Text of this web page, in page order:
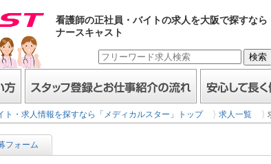
看護師の正社員・バイトの求人を大阪で探すなら
ナースキャスト
スタッフ登録とお仕事紹介の流れ 安心して長く働け
・求人情報を探すなら「メディカルスター」トップ 求人一覧
フォーム